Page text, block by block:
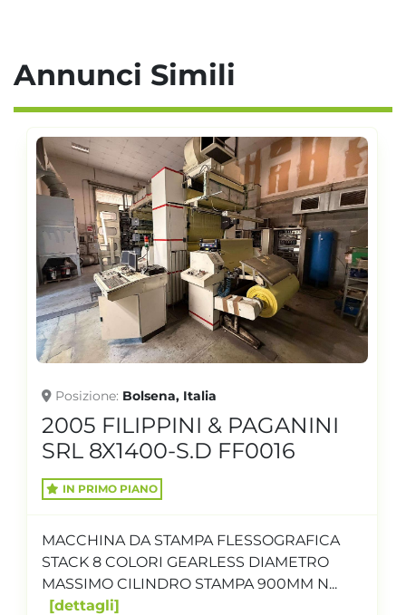
Annunci Simili
Posizione Bolsena, Italia
2005 FILIPPINI & PAGANINI
SRL 8X1400-S.D FF0016
IN PRIMO PIANO
MACCHINA DA STAMPA FLESSOGRAFICA
STACK 8 COLORI GEARLESS DIAMETRO
MASSIMO CILINDRO STAMPA 900MM N...
dettagli